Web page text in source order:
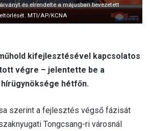
és elrendelte a májusban bevezetett
MTI/AP/KCNA
kifejlesztésével kapcsolatos
végre – jelentette be a
hétfőn.
szerint a fejlesztés végső fázisát
Tongcsang-ri városnál